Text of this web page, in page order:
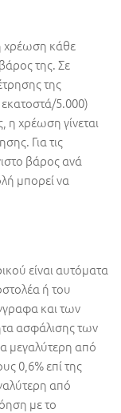
χρέωση κάθε
της. Σε
της
5.000)
η χρέωση γίνεται
Για τις
βάρος ανά
μπορεί να
είναι αυτόματα
ή του
και των
ασφάλισης των
μεγαλύτερη από
0,6% επί της
από
με το